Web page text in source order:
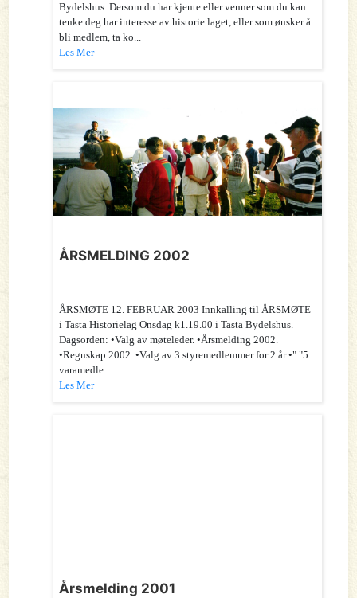
Bydelshus. Dersom du har kjente eller venner som du kan
tenke deg har interesse av historie laget, eller som ønsker å
bli medlem, ta ko...
Les Mer
ÅRSMELDING 2002
ÅRSMØTE 12. FEBRUAR 2003 Innkalling til ÅRSMØTE
i Tasta Historielag Onsdag k1.19.00 i Tasta Bydelshus.
Dagsorden: •Valg av møteleder. •Årsmelding 2002.
•Regnskap 2002. •Valg av 3 styremedlemmer for 2 år •" "5
varamedle...
Les Mer
Årsmelding 2001